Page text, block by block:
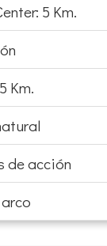
5 Km.
Km.
de acción